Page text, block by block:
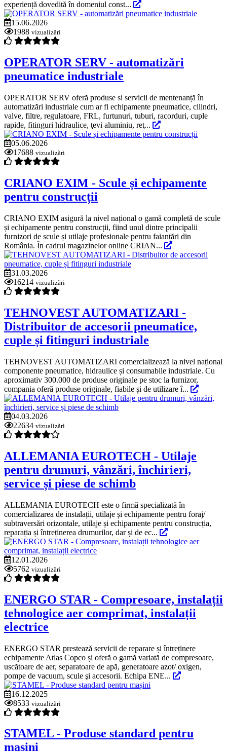
experiență dovedită în domeniul const...
15.06.2026
1988 vizualizări
OPERATOR SERV - automatizări
pneumatice industriale
OPERATOR SERV oferă produse si servicii de mentenanță în
automatizări industriale cum ar fi echipamente pneumatice, cilindri,
valve, filtre, regulatoare, FRL, furtunuri, tuburi, racorduri, cuple
rapide, fitinguri hidraulice, ţevi aluminiu, reţ...
05.06.2026
17688 vizualizări
CRIANO EXIM - Scule și echipamente
pentru construcții
CRIANO EXIM asigură la nivel național o gamă completă de scule
și echipamente pentru construcții, fiind unul dintre principalii
furnizori de scule și utilaje profesionale pentru faianțări din
România. În cadrul magazinelor online CRIAN...
31.03.2026
16214 vizualizări
TEHNOVEST AUTOMATIZARI -
Distribuitor de accesorii pneumatice,
cuple și fitinguri industriale
TEHNOVEST AUTOMATIZARI comercializează la nivel național
componente pneumatice, hidraulice și consumabile industriale. Cu
aproximativ 300.000 de produse originale pe stoc la furnizor,
compania oferă produse originale, fiabile și de utilizare î...
04.03.2026
22634 vizualizări
ALLEMANIA EUROTECH - Utilaje
pentru drumuri, vânzări, închirieri,
service și piese de schimb
ALLEMANIA EUROTECH este o firmă specializată în
comercializarea de instalații, utilaje și echipamente pentru foraj/
subtraversări orizontale, utilaje și echipamente pentru construcția,
reparația și întreținerea drumurilor, dar și de ec...
12.01.2026
5762 vizualizări
ENERGO STAR - Compresoare, instalații
tehnologice aer comprimat, instalații
electrice
ENERGO STAR prestează servicii de reparare și întreținere
echipamente Atlas Copco și oferă o gamă variată de compresoare,
uscătoare de aer, separatoare de apă, generatoare azot/ oxigen,
pompe de vacuum, scule şi accesorii. Echipa ENE...
16.12.2025
8533 vizualizări
STAMEL - Produse standard pentru
mașini